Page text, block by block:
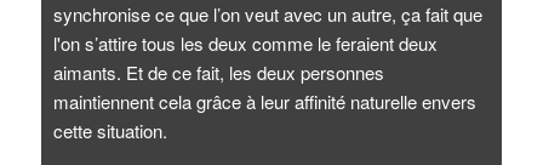
synchronise ce que l’on veut avec un autre, ça fait que
l'on s’attire tous les deux comme le feraient deux
aimants. Et de ce fait, les deux personnes
maintiennent cela grâce à leur affinité naturelle envers
cette situation.